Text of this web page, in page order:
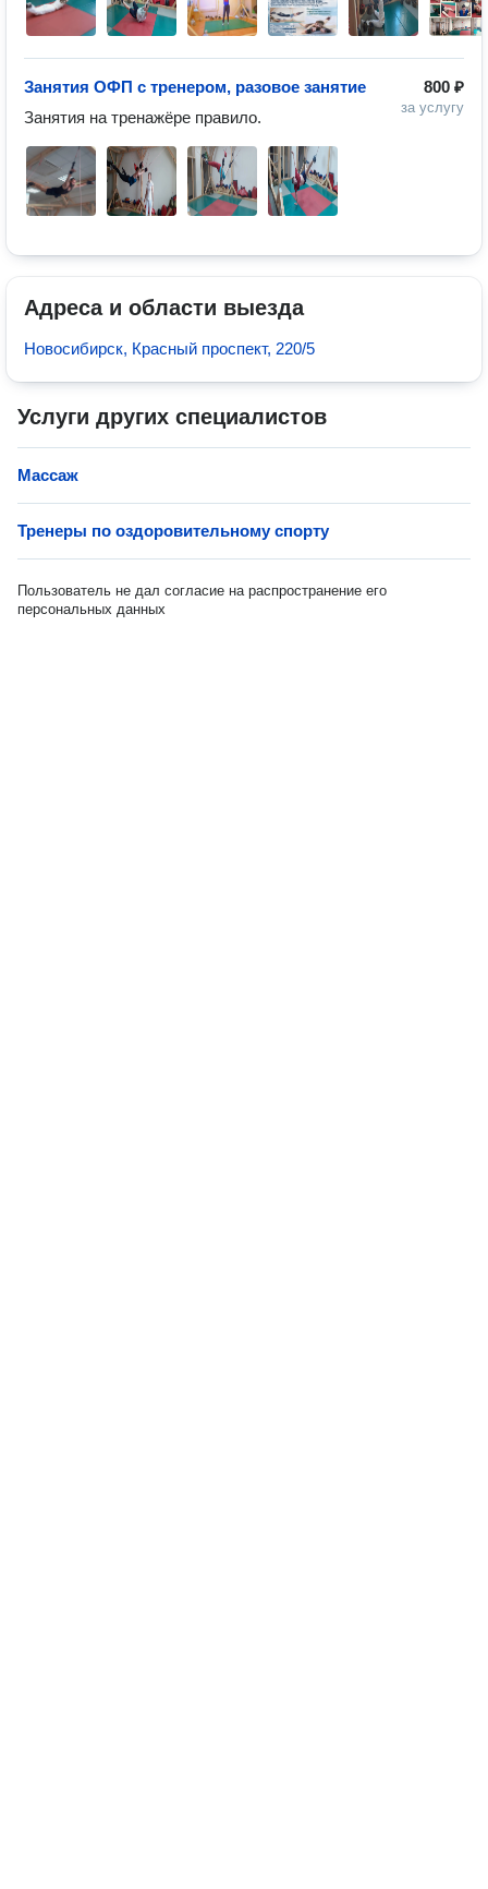
800 ₽
за услугу
Занятия ОФП с тренером, разовое занятие
Занятия на тренажёре правило.
Адреса и области выезда
Новосибирск, Красный проспект, 220/5
Услуги других специалистов
Массаж
Тренеры по оздоровительному спорту
Пользователь не дал согласие на распространение его
персональных данных